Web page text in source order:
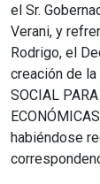
el Sr.
Verani, y
Rodrigo, el
creación de la
SOCIAL
habiéndose